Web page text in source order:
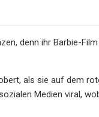
denn ihr Barbie-
als sie auf dem
Medien viral,